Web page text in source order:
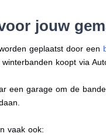
jouw
geplaatst door een
koopt via
een garage om de
vaak ook: